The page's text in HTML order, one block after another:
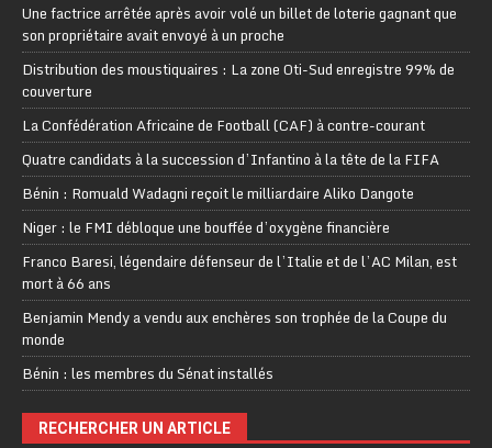
Une factrice arrêtée après avoir volé un billet de loterie gagnant que
son propriétaire avait envoyé à un proche
Distribution des moustiquaires : La zone Oti-Sud enregistre 99% de
couverture
La Confédération Africaine de Football (CAF) à contre-courant
Quatre candidats à la succession d’Infantino à la tête de la FIFA
Bénin : Romuald Wadagni reçoit le milliardaire Aliko Dangote
Niger : le FMI débloque une bouffée d’oxygène financière
Franco Baresi, légendaire défenseur de l’Italie et de l’AC Milan, est
mort à 66 ans
Benjamin Mendy a vendu aux enchères son trophée de la Coupe du
monde
Bénin : les membres du Sénat installés
RECHERCHER UN ARTICLE